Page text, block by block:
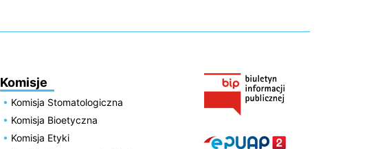
Komisje
Komisja Stomatologiczna
Komisja Bioetyczna
Komisja Etyki